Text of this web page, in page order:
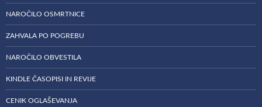
NAROČILO OSMRTNICE
ZAHVALA PO POGREBU
NAROČILO OBVESTILA
KINDLE ČASOPISI IN REVIJE
CENIK OGLAŠEVANJA